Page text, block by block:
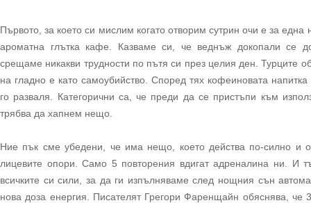
Първото, за което си мислим когато отворим сутрин очи е за
ароматна глътка кафе. Казваме си, че веднъж докопали се
срещаме никакви трудности по пътя си през целия ден. Турците
на гладно е като самоубийство. Според тях кофеиновата
го разваля. Категорични са, че преди да се пристъпи към
трябва да хапнем нещо.
Ние пък сме убедени, че има нещо, което действа по-силно и
лицевите опори. Само 5 повторения вдигат адреналина ни. И
всичките си сили, за да ги изпълняваме след нощния сън
нова доза енергия. Писателят Грегори Фаренщайн обяснява, че